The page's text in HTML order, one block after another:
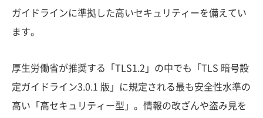
ガイドラインに準拠した高いセキュリティーを備えてい
ます。
厚生労働省が推奨する「TLS1.2」の中でも「TLS 暗号設
定ガイドライン3.0.1 版」に規定される最も安全性水準の
高い「高セキュリティー型」。情報の改ざんや盗み見を